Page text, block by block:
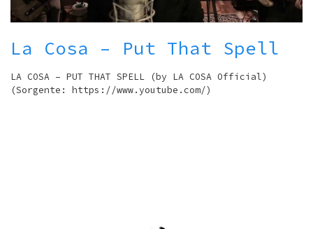
La Cosa – Put That Spell
LA COSA – PUT THAT SPELL (by LA COSA Official)
(Sorgente: https://www.youtube.com/)